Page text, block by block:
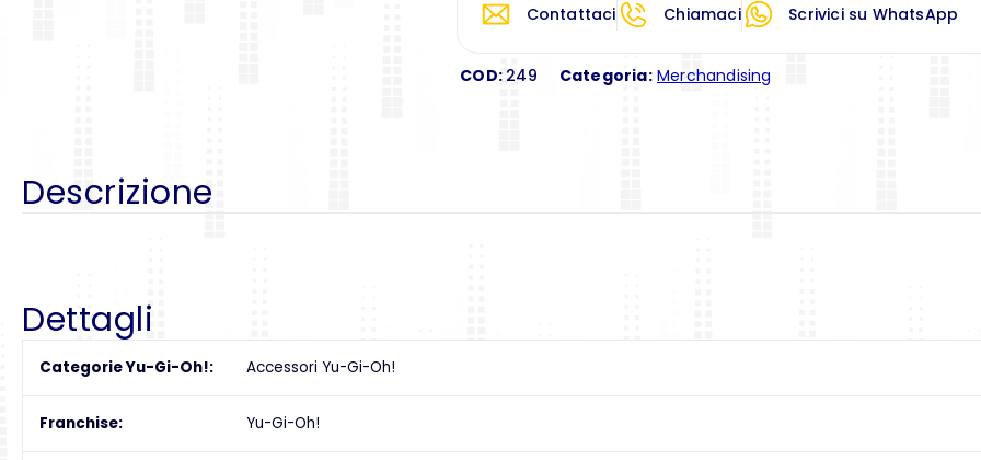
Contattaci Chiamaci Scrivici su WhatsApp
COD: 249 Categoria: Merchandising
Descrizione
Dettagli
Categorie Yu-Gi-Oh! Accessori Yu-Gi-Oh!
Franchise Yu-Gi-Oh!